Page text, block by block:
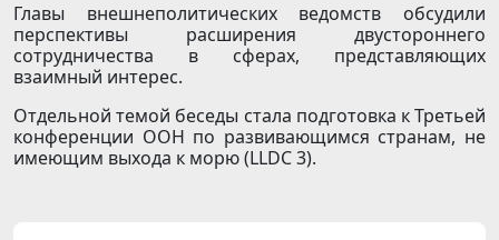
Главы внешнеполитических ведомств обсудили
перспективы расширения двустороннего
сотрудничества в сферах, представляющих
взаимный интерес.
Отдельной темой беседы стала подготовка к Третьей
конференции ООН по развивающимся странам, не
имеющим выхода к морю (LLDC 3).